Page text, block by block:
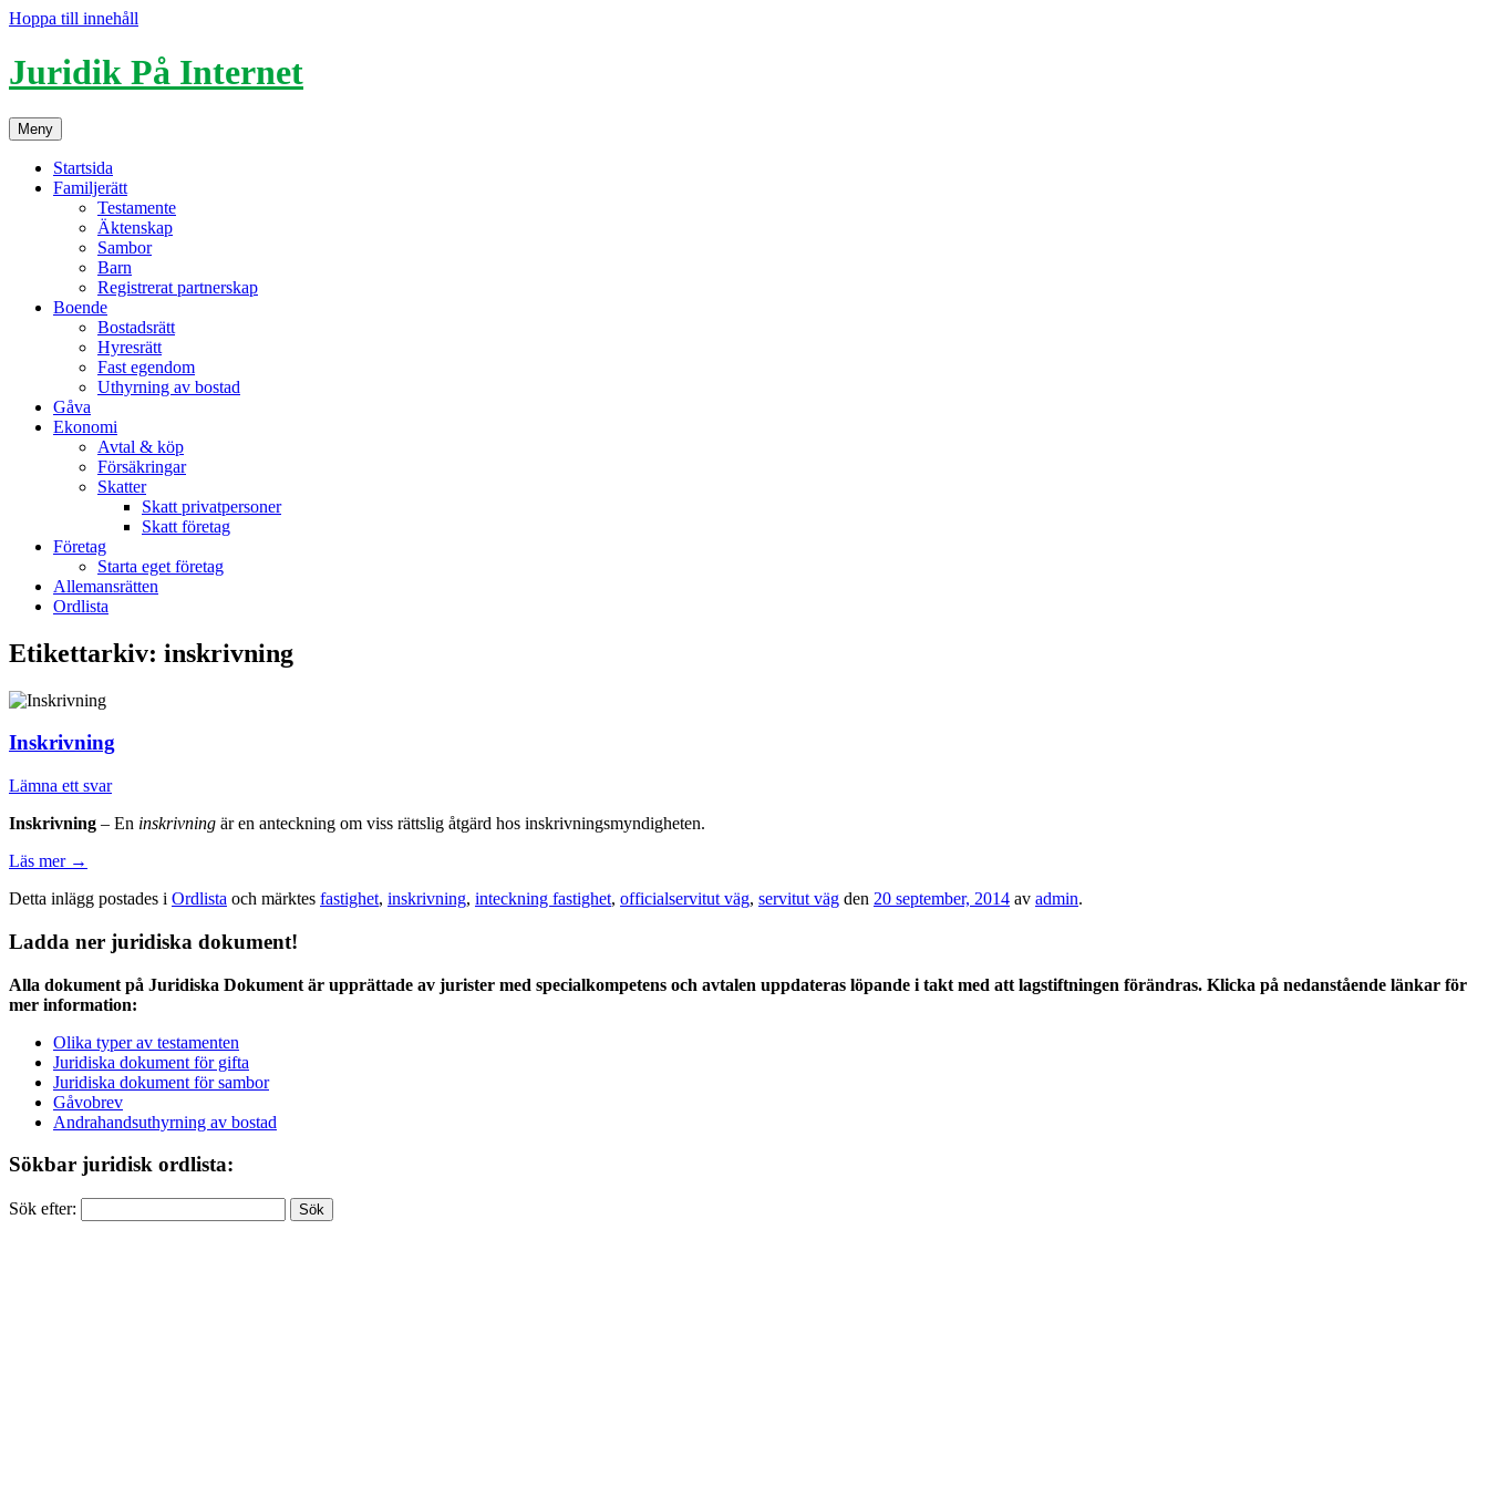
Hoppa till innehåll
Juridik På Internet
Meny
Startsida
Familjerätt
Testamente
Äktenskap
Sambor
Barn
Registrerat partnerskap
Boende
Bostadsrätt
Hyresrätt
Fast egendom
Uthyrning av bostad
Gåva
Ekonomi
Avtal & köp
Försäkringar
Skatter
Skatt privatpersoner
Skatt företag
Företag
Starta eget företag
Allemansrätten
Ordlista
Etikettarkiv: inskrivning
Inskrivning
Lämna ett svar
Inskrivning – En inskrivning är en anteckning om viss rättslig åtgärd hos inskrivningsmyndigheten.
Läs mer →
Detta inlägg postades i Ordlista och märktes fastighet, inskrivning, inteckning fastighet, officialservitut väg, servitut väg den 20 september, 2014 av admin.
Ladda ner juridiska dokument!
Alla dokument på Juridiska Dokument är upprättade av jurister med specialkompetens och avtalen uppdateras löpande i takt med att lagstiftningen förändras. Klicka på nedanstående länkar för
mer information:
Olika typer av testamenten
Juridiska dokument för gifta
Juridiska dokument för sambor
Gåvobrev
Andrahandsuthyrning av bostad
Sökbar juridisk ordlista:
Sök efter: